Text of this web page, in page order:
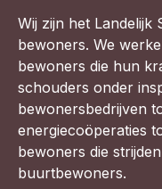
Wij zijn het Landelijk
bewoners. We
bewoners die hun
schouders onder
bewonersbedrijven
energiecoöperaties
bewoners die
buurtbewoners.